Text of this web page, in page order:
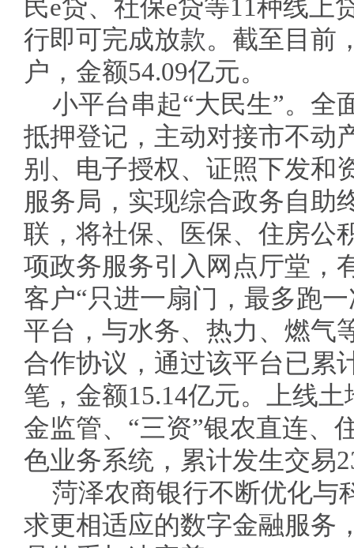
民e贷、社保e贷等11种线上
行即可完成放款。截至目前
户，金额54.09亿元。
小平台串起“大民生”。全
抵押登记，主动对接市不动
别、电子授权、证照下发和
服务局，实现综合政务自助
联，将社保、医保、住房公
项政务服务引入网点厅堂，
客户“只进一扇门，最多跑
平台，与水务、热力、燃气
合作协议，通过该平台已累
笔，金额15.14亿元。上线
金监管、“三资”银农直连、
色业务系统，累计发生交易
菏泽农商银行不断优化与
求更相适应的数字金融服务